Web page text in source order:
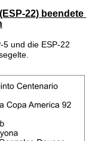
22) beendete
5 und die ESP-22